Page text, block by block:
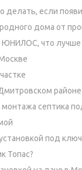
делать, если
дома от
ЮНИЛОС, что лучше
районе
септика
под ключ
Топас?